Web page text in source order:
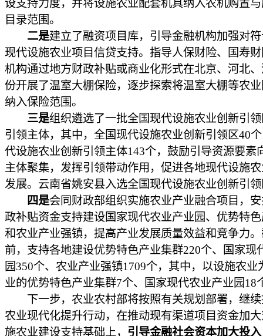
设支持力度，并将设施农业配套机具纳入农机购置
目录范围。
二是建立了融资项目库，引导金融机构加强对
现代设施农业项目信贷支持。指导人保财险、国寿
机构通过地方财政补贴或商业化形式在北京、河北
份开展了温室大棚保险，逐步探索将温室大棚等农
纳入保险范围。
三是组织遴选了一批全国现代设施农业创新引
引领主体，其中，全国现代设施农业创新引领区40
代设施农业创新引领主体143个，鼓励引导资源要素
主体聚集，发挥引领带动作用，促进各地现代设施
发展。云南省姚安县入选全国现代设施农业创新引
四是会同财政部组织实施农业产业融合项目，
政补贴资金支持建设国家现代农业产业园、优势特
和农业产业强镇，提高产业发展质量效益和竞争力
前，支持各地建设优势特色产业集群220个、国家现
园350个、农业产业强镇1709个，其中，以设施农业
业的优势特色产业集群7个、国家现代农业产业园18
下一步，农业农村部将按照有关规划部署，继续
农业现代化提升行动，在推动现有渠道项目资金加
施农业建设支持基础上， 引导金融社会资本加大投